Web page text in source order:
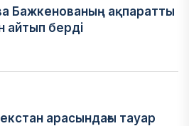
Бажкенованың ақпаратты
айтып берді
арасындағы тауар